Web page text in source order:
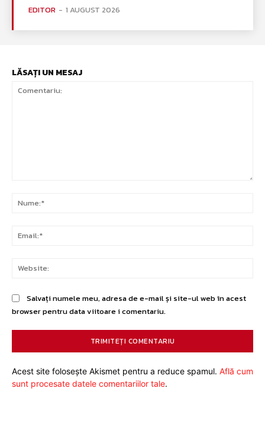
EDITOR - 1 AUGUST 2026
LĂSAȚI UN MESAJ
Salvați numele meu, adresa de e-mail și site-ul web în acest
browser pentru data viitoare i comentariu.
Acest site folosește Akismet pentru a reduce spamul. Află cum
sunt procesate datele comentariilor tale.